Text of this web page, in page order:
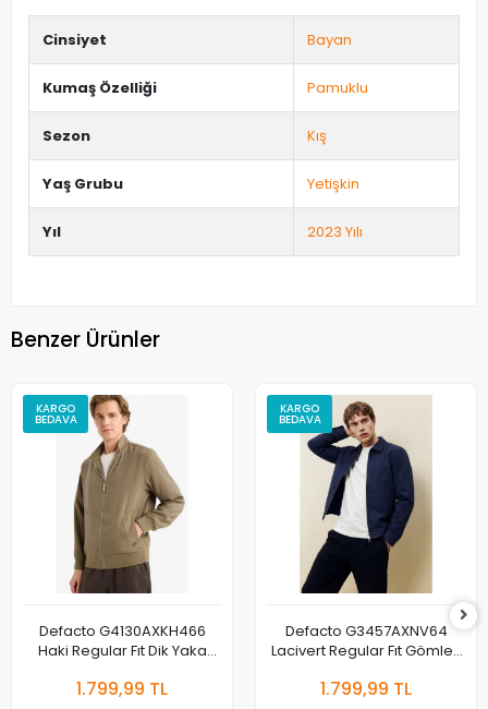
Cinsiyet Bayan
Kumaş Özelliği Pamuklu
Sezon Kış
Yaş Grubu Yetişkin
Yıl 2023 Yılı
Benzer Ürünler
KARGO
BEDAVA
Defacto G4130AXKH466
Haki Regular Fıt Dik Yaka
1.799,99 TL
KARGO
BEDAVA
Defacto G3457AXNV64
Lacivert Regular Fıt Gömlek
Mont
1.799,99 TL